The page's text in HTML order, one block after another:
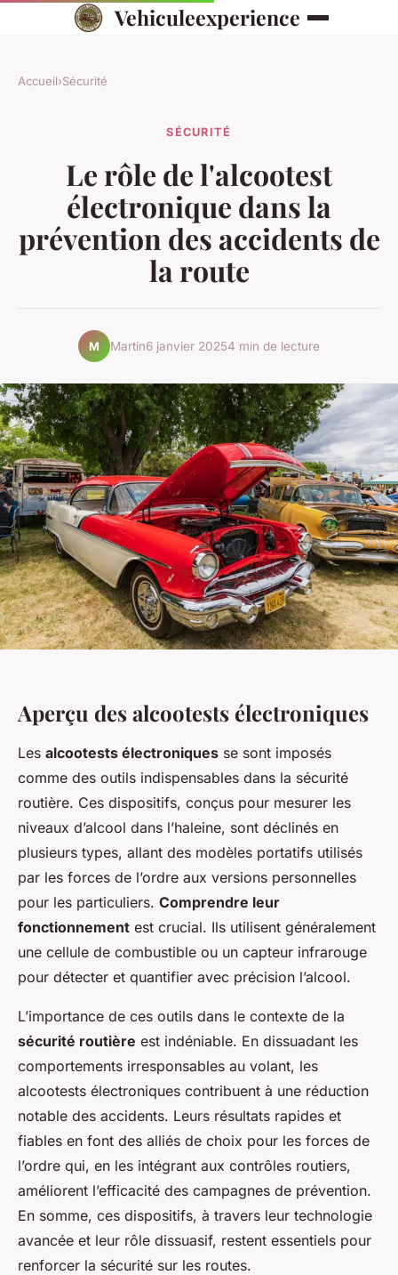
Vehiculeexperience
Accueil›Sécurité
SÉCURITÉ
Le rôle de l'alcootest
électronique dans la
prévention des accidents de
la route
M Martin6 janvier 20254 min de lecture
Aperçu des alcootests électroniques
Les alcootests électroniques se sont imposés
comme des outils indispensables dans la sécurité
routière. Ces dispositifs, conçus pour mesurer les
niveaux d’alcool dans l’haleine, sont déclinés en
plusieurs types, allant des modèles portatifs utilisés
par les forces de l’ordre aux versions personnelles
pour les particuliers. Comprendre leur
fonctionnement est crucial. Ils utilisent généralement
une cellule de combustible ou un capteur infrarouge
pour détecter et quantifier avec précision l’alcool.
L’importance de ces outils dans le contexte de la
sécurité routière est indéniable. En dissuadant les
comportements irresponsables au volant, les
alcootests électroniques contribuent à une réduction
notable des accidents. Leurs résultats rapides et
fiables en font des alliés de choix pour les forces de
l’ordre qui, en les intégrant aux contrôles routiers,
améliorent l’efficacité des campagnes de prévention.
En somme, ces dispositifs, à travers leur technologie
avancée et leur rôle dissuasif, restent essentiels pour
renforcer la sécurité sur les routes.